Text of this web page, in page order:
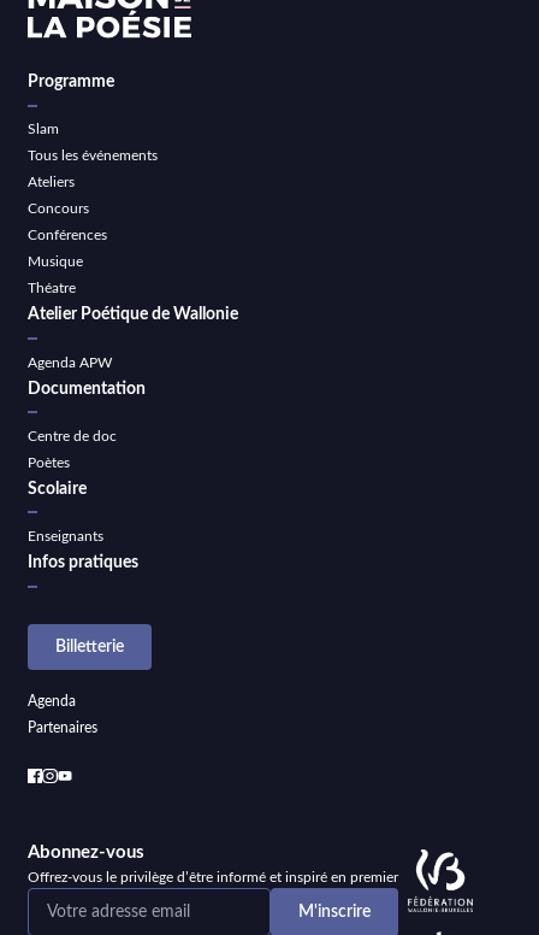
Programme
Slam
Tous les événements
Ateliers
Concours
Conférences
Musique
Théatre
Atelier Poétique de Wallonie
Agenda APW
Documentation
Centre de doc
Poètes
Scolaire
Enseignants
Infos pratiques
Billetterie
Agenda
Partenaires
Abonnez-vous
Offrez-vous le privilège d’être informé et inspiré en premier